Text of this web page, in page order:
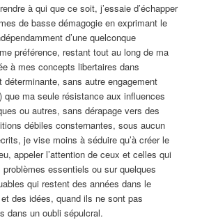
à qui que ce soit, j’essaie d’échapper
de basse démagogie en exprimant le
d’une quelconque
préférence, restant tout au long de ma
à mes concepts libertaires dans
déterminante, sans autre engagement
que ma seule résistance aux influences
ou autres, sans dérapage vers des
débiles consternantes, sous aucun
je vise moins à séduire qu’à créer le
appeler l’attention de ceux et celles qui
essentiels ou sur quelques
qui restent des années dans le
des idées, quand ils ne sont pas
dans un oubli sépulcral.